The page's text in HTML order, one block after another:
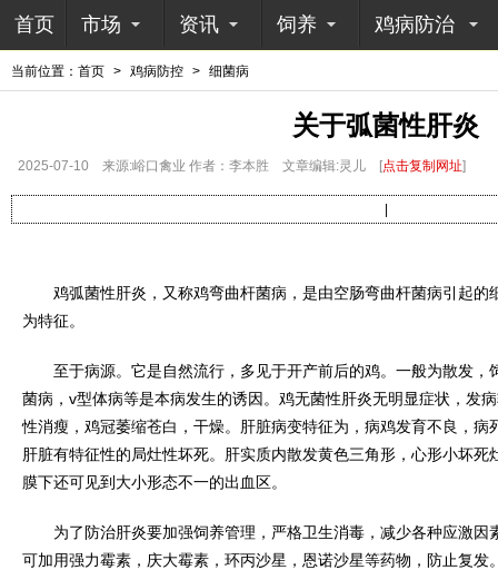
首页 市场 资讯 饲养 鸡病防治
当前位置： 首页 > 鸡病防控 > 细菌病
关于弧菌性肝炎
2025-07-10 来源:峪口禽业 作者：李本胜 文章编辑:灵儿 [点击复制网址]
鸡弧菌性肝炎，又称鸡弯曲杆菌病，是由空肠弯曲杆菌病引起的
为特征。
至于病源。它是自然流行，多见于开产前后的鸡。一般为散发，
菌病，v型体病等是本病发生的诱因。鸡无菌性肝炎无明显症状，发
性消瘦，鸡冠萎缩苍白，干燥。肝脏病变特征为，病鸡发育不良，病
肝脏有特征性的局灶性坏死。肝实质内散发黄色三角形，心形小坏
膜下还可见到大小形态不一的出血区。
为了防治肝炎要加强饲养管理，严格卫生消毒，减少各种应激因
可加用强力霉素，庆大霉素，环丙沙星，恩诺沙星等药物，防止复发